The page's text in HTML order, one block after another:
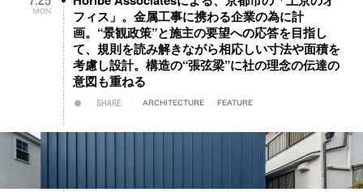
MON
フィス」。金属工事に携わる企業の為に計
画。“景観政策”と施主の要望への応答を目指し
て、規則を読み解きながら相応しい寸法や面積を
考慮し設計。構造の“張弦梁”に社の理念の伝達の
意図も重ねる
SHARE ARCHITECTURE FEATURE